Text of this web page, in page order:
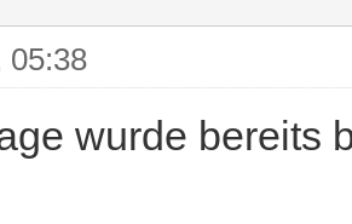
05:38
wurde bereits